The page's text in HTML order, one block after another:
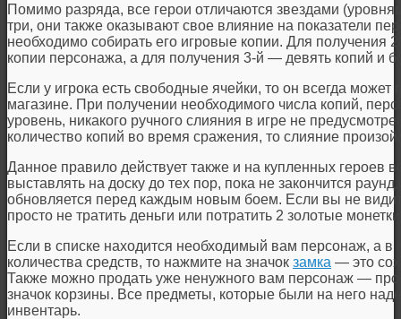
Помимо разряда, все герои отличаются звездами
три, они также оказывают свое влияние на показатели
необходимо собирать его игровые копии. Для получения
копии персонажа, а для получения 3-й — девять копий и
Если у игрока есть свободные ячейки, то он всегда
магазине. При получении необходимого числа копий,
уровень, никакого ручного слияния в игре не
количество копий во время сражения, то слияние
Данное правило действует также и на купленных героев
выставлять на доску до тех пор, пока не закончится
обновляется перед каждым новым боем. Если вы не
просто не тратить деньги или потратить 2 золотые
Если в списке находится необходимый вам персонаж, а в
количества средств, то нажмите на значок замка — это
Также можно продать уже ненужного вам персонаж —
значок корзины. Все предметы, которые были на него
инвентарь.